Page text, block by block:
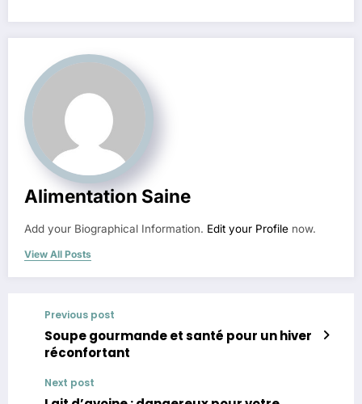
Alimentation Saine
Add your Biographical Information. Edit your Profile now.
View All Posts
Previous post
Soupe gourmande et santé pour un hiver
réconfortant
Next post